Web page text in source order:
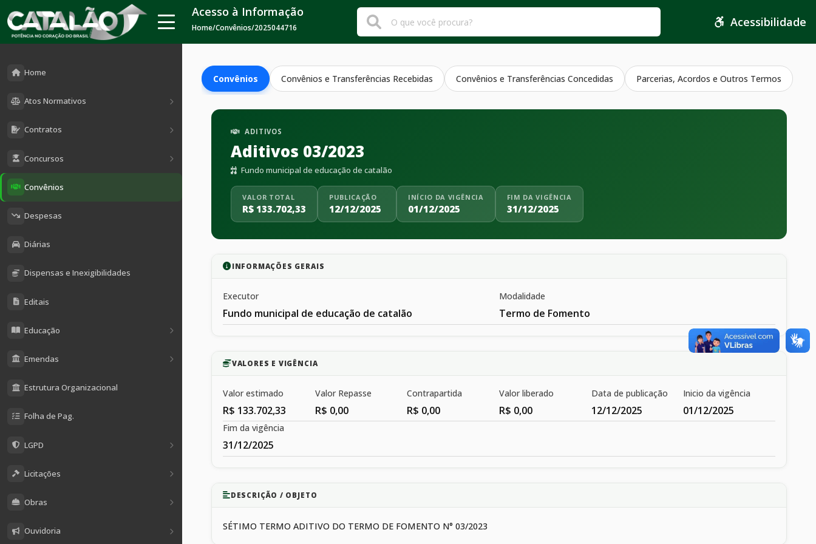
Home
Atos Normativos
Contratos
Concursos
Convênios
Despesas
Diárias
Dispensas e Inexigibilidades
Editais
Educação
Emendas
Estrutura Organizacional
Folha de Pag.
LGPD
Licitações
Obras
Ouvidoria
Acesso à Informação
Home/Convênios/2025044716 Acessibilidade
Convênios Convênios e Transferências Recebidas Convênios e Transferências Concedidas Parcerias, Acordos e Outros Termos
ADITIVOS
Aditivos 03/2023
Fundo municipal de educação de catalão
VALOR TOTAL
R$ 133.702,33
PUBLICAÇÃO
12/12/2025
INÍCIO DA VIGÊNCIA
01/12/2025
FIM DA VIGÊNCIA
31/12/2025
INFORMAÇÕES GERAIS
Executor
Fundo municipal de educação de catalão
Modalidade
Termo de Fomento
VALORES E VIGÊNCIA
Valor estimado
R$ 133.702,33
Valor Repasse
R$ 0,00
Contrapartida
R$ 0,00
Valor liberado
R$ 0,00
Data de publicação
12/12/2025
Inicio da vigência
01/12/2025
Fim da vigência
31/12/2025
DESCRIÇÃO / OBJETO
SÉTIMO TERMO ADITIVO DO TERMO DE FOMENTO N° 03/2023